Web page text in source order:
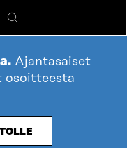
Hae
Ajantasaiset
osoitteesta